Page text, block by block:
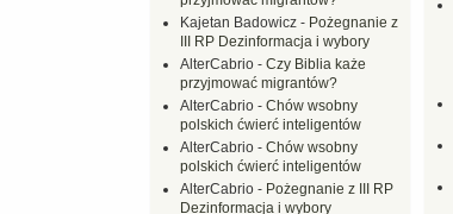
Kajetan Badowicz - Pożegnanie z
III RP Dezinformacja i wybory
AlterCabrio - Czy Biblia każe
przyjmować migrantów?
AlterCabrio - Chów wsobny
polskich ćwierć inteligentów
AlterCabrio - Chów wsobny
polskich ćwierć inteligentów
AlterCabrio - Pożegnanie z III RP
Dezinformacja i wybory